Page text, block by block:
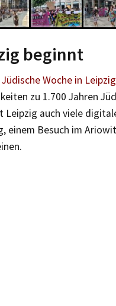
beginnt
Jüdische Woche in Leipzig
zu 1.700 Jahren
Leipzig auch viele
Besuch im